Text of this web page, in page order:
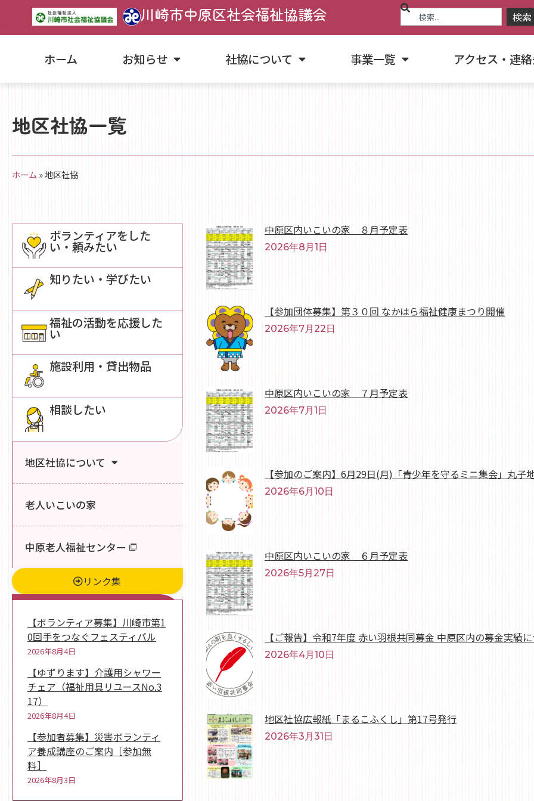
川崎市中原区社会福祉協議会 検索
ホーム お知らせ 社協について 事業一覧 アクセス・連
地区社協一覧
ホーム »地区社協
ボランティアをした
い・頼みたい
知りたい・学びたい
福祉の活動を応援した
い
施設利用・貸出物品
相談したい
地区社協について
老人いこいの家
中原老人福祉センター
リンク集
新着情報
【ボランティア募集】川崎市第1
0回手をつなぐフェスティバル
2026年8月4日
【ゆずります】介護用シャワー
チェア（福祉用具リユースNo.3
17）
2026年8月4日
【参加者募集】災害ボランティ
ア養成講座のご案内［参加無
料］
2026年8月3日
中原区内いこいの家 ８月予定表
2026年8月1日
【参加団体募集】第３０回 なかはら福祉健康まつり開催
2026年7月22日
中原区内いこいの家 ７月予定表
2026年7月1日
【参加のご案内】6月29日(月)「青少年を守るミニ集会」丸子
2026年6月10日
中原区内いこいの家 ６月予定表
2026年5月27日
【ご報告】令和7年度 赤い羽根共同募金 中原区内の募金実績
2026年4月10日
地区社協広報紙「まるこふくし」第17号発行
2026年3月31日